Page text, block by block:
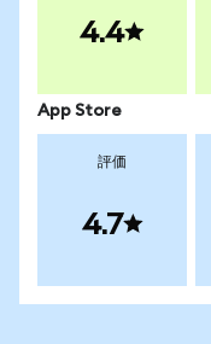
4.4
App Store
評価
4.7